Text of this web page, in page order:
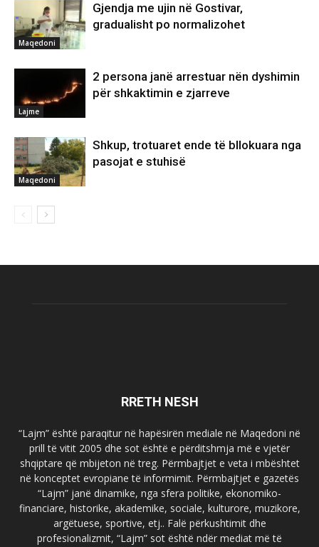
Maqedoni
Gjendja me ujin në Gostivar,
gradualisht po normalizohet
Lajme
2 persona janë arrestuar nën dyshimin
për shkaktimin e zjarreve
Maqedoni
Shkup, trotuaret ende të bllokuara nga
pasojat e stuhisë
RRETH NESH
“Lajm” është paraqitur në hapësirën mediale në Maqedoni në
prill të vitit 2005 dhe sot është e përditshmja më e vjetër
shqiptare që mbijeton në treg. Përmbajtjet e veta i mbështet
në konceptet evropiane të informimit. Përmbajtjet e gazetës
“Lajm” janë dinamike, nga sfera politike, ekonomiko-
financiare, historike, akademike, sociale, kulturore, muzikore,
argëtuese, sportive, etj.. Falë përkushtimit dhe
profesionalizmit, “Lajm” sot është ndër mediat më të